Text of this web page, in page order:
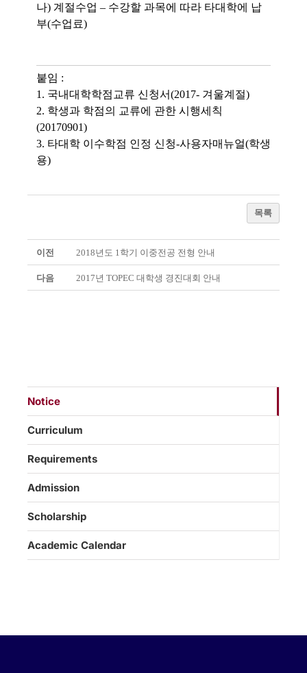
나) 계절수업 – 수강할 과목에 따라 타대학에 납
부(수업료)
붙임 :
1. 국내대학학점교류 신청서(2017- 겨울계절)
2. 학생과 학점의 교류에 관한 시행세칙
(20170901)
3. 타대학 이수학점 인정 신청-사용자매뉴얼(학생
용)
목록
이전 2018년도 1학기 이중전공 전형 안내
다음 2017년 TOPEC 대학생 경진대회 안내
Notice
Curriculum
Requirements
Admission
Scholarship
Academic Calendar